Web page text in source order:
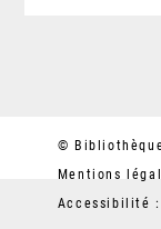
©
Mentions
Accessibilité